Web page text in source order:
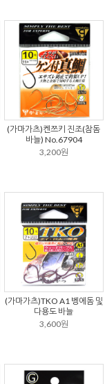
(가마가츠)켄쯔키 진조(참돔
바늘) No.67904
3,200원
(가마가츠)TKO A1 벵에돔 및
다용도 바늘
3,600원